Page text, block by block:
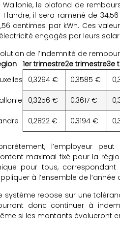
Wallonie, le plafond de
Flandre, il sera ramené de
centimes par kWh. Ces
engagés par leurs
de l’indemnité de
1er trimestre2e trimestre3e
0,3294 € 0,3585 €
0,3256 € 0,3617 €
0,2822 € 0,3194 €
l’employeur
maximal fixé pour la
pour tous,
à l’ensemble de l’année
système repose sur une
donc continuer à
si les montants évolueront